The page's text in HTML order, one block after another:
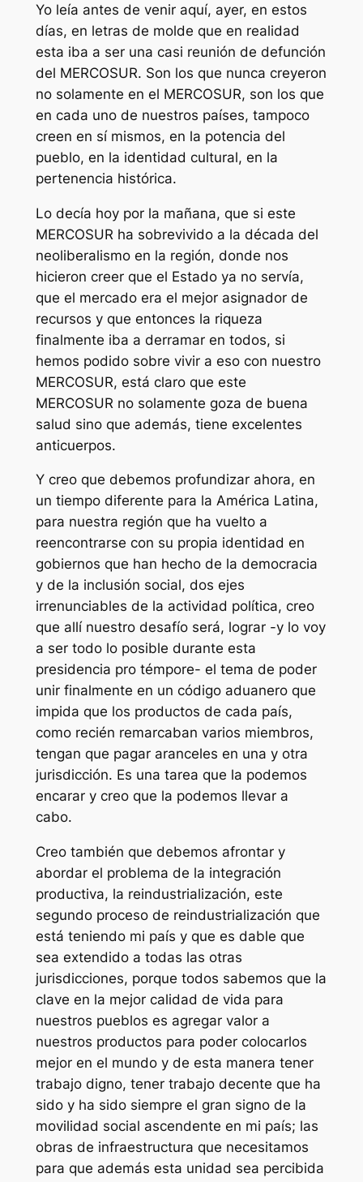
Yo leía antes de venir aquí, ayer, en estos
días, en letras de molde que en realidad
esta iba a ser una casi reunión de defunción
del MERCOSUR. Son los que nunca creyeron
no solamente en el MERCOSUR, son los que
en cada uno de nuestros países, tampoco
creen en sí mismos, en la potencia del
pueblo, en la identidad cultural, en la
pertenencia histórica.
Lo decía hoy por la mañana, que si este
MERCOSUR ha sobrevivido a la década del
neoliberalismo en la región, donde nos
hicieron creer que el Estado ya no servía,
que el mercado era el mejor asignador de
recursos y que entonces la riqueza
finalmente iba a derramar en todos, si
hemos podido sobre vivir a eso con nuestro
MERCOSUR, está claro que este
MERCOSUR no solamente goza de buena
salud sino que además, tiene excelentes
anticuerpos.
Y creo que debemos profundizar ahora, en
un tiempo diferente para la América Latina,
para nuestra región que ha vuelto a
reencontrarse con su propia identidad en
gobiernos que han hecho de la democracia
y de la inclusión social, dos ejes
irrenunciables de la actividad política, creo
que allí nuestro desafío será, lograr -y lo voy
a ser todo lo posible durante esta
presidencia pro témpore- el tema de poder
unir finalmente en un código aduanero que
impida que los productos de cada país,
como recién remarcaban varios miembros,
tengan que pagar aranceles en una y otra
jurisdicción. Es una tarea que la podemos
encarar y creo que la podemos llevar a
cabo.
Creo también que debemos afrontar y
abordar el problema de la integración
productiva, la reindustrialización, este
segundo proceso de reindustrialización que
está teniendo mi país y que es dable que
sea extendido a todas las otras
jurisdicciones, porque todos sabemos que la
clave en la mejor calidad de vida para
nuestros pueblos es agregar valor a
nuestros productos para poder colocarlos
mejor en el mundo y de esta manera tener
trabajo digno, tener trabajo decente que ha
sido y ha sido siempre el gran signo de la
movilidad social ascendente en mi país; las
obras de infraestructura que necesitamos
para que además esta unidad sea percibida